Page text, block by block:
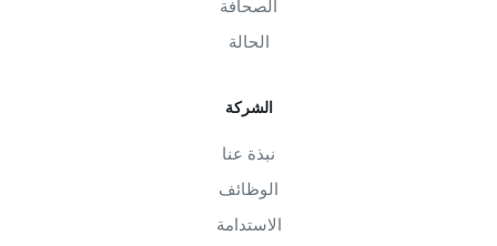
الصحافة
الحالة
الشركة
نبذة عنا
الوظائف
الاستدامة